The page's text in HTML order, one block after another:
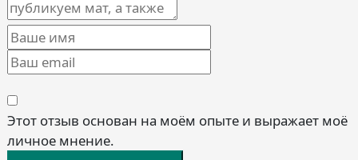
Этот отзыв основан на моём опыте и выражает моё
личное мнение.